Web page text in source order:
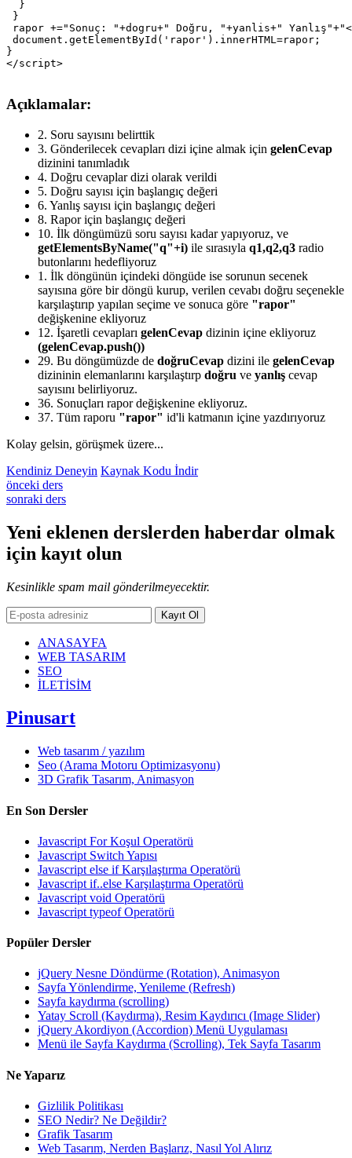
  }
}
rapor +="Sonuç: "+dogru+" Doğru, "+yanlis+"
document.getElementById('rapor').innerHTML=rapor;
}
Açıklamalar:
2. Soru sayısını belirttik
3. Gönderilecek cevapları dizi içine almak için gelenCevap
dizinini tanımladık
4. Doğru cevaplar dizi olarak verildi
5. Doğru sayısı için başlangıç değeri
6. Yanlış sayısı için başlangıç değeri
8. Rapor için başlangıç değeri
10. İlk döngümüzü soru sayısı kadar yapıyoruz, ve
getElementsByName("q"+i) ile sırasıyla q1,q2,q3 radio
butonlarını hedefliyoruz
1. İlk döngünün içindeki döngüde ise sorunun secenek
sayısına göre bir döngü kurup, verilen cevabı doğru seçenekle
karşılaştırıp yapılan seçime ve sonuca göre "rapor"
değişkenine ekliyoruz
12. İşaretli cevapları gelenCevap dizinin içine ekliyoruz
(gelenCevap.push())
29. Bu döngümüzde de doğruCevap dizini ile gelenCevap
dizininin elemanlarını karşılaştırp doğru ve yanlış cevap
sayısını belirliyoruz.
36. Sonuçları rapor değişkenine ekliyoruz.
37. Tüm raporu "rapor" id'li katmanın içine yazdırıyoruz
Kolay gelsin, görüşmek üzere...
Kendiniz Deneyin Kaynak Kodu İndir
önceki ders
sonraki ders
Yeni eklenen derslerden haberdar olmak
için kayıt olun
Kesinlikle spam mail gönderilmeyecektir.
Kayıt Ol
ANASAYFA
WEB TASARIM
SEO
İLETİSİM
Pinusart
Web tasarım / yazılım
Seo (Arama Motoru Optimizasyonu)
3D Grafik Tasarım, Animasyon
En Son Dersler
Javascript For Koşul Operatörü
Javascript Switch Yapısı
Javascript else if Karşılaştırma Operatörü
Javascript if..else Karşılaştırma Operatörü
Javascript void Operatörü
Javascript typeof Operatörü
Popüler Dersler
jQuery Nesne Döndürme (Rotation), Animasyon
Sayfa Yönlendirme, Yenileme (Refresh)
Sayfa kaydırma (scrolling)
Yatay Scroll (Kaydırma), Resim Kaydırıcı (Image Slider)
jQuery Akordiyon (Accordion) Menü Uygulaması
Menü ile Sayfa Kaydırma (Scrolling), Tek Sayfa Tasarım
Ne Yaparız
Gizlilik Politikası
SEO Nedir? Ne Değildir?
Grafik Tasarım
Web Tasarım, Nerden Başlarız, Nasıl Yol Alırız